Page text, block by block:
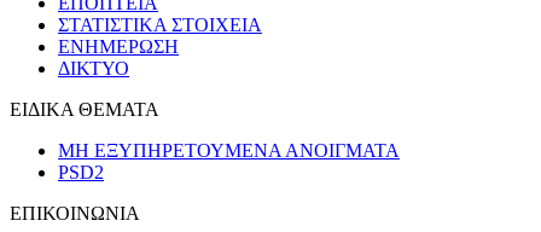
ΣΤΑΤΙΣΤΙΚΑ ΣΤΟΙΧΕΙΑ
ΕΝΗΜΕΡΩΣΗ
ΔΙΚΤΥΟ
ΕΙΔΙΚΑ ΘΕΜΑΤΑ
ΜΗ ΕΞΥΠΗΡΕΤΟΥΜΕΝΑ ΑΝΟΙΓΜΑΤΑ
PSD2
ΕΠΙΚΟΙΝΩΝΙΑ